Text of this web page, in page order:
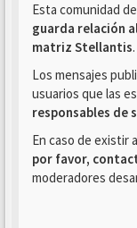
Esta comunidad
guarda relación
matriz Stellantis.
Los mensajes
usuarios que las
responsables de
En caso de existir
por favor,
moderadores